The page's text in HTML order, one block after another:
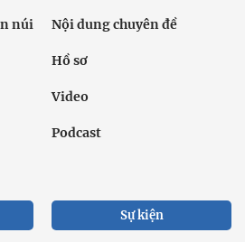
núi Nội dung chuyên đề
Hồ sơ
Video
Podcast
Sự kiện